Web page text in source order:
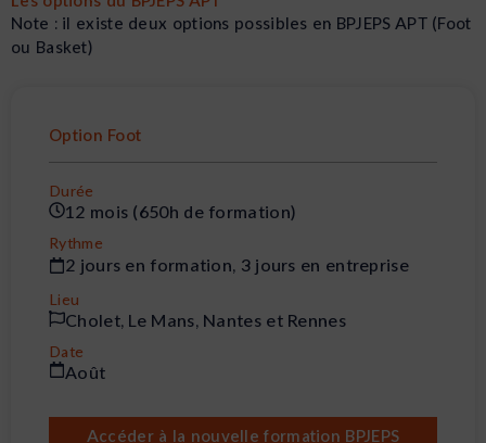
Note : il existe deux options possibles en BPJEPS APT (Foot
ou Basket)
Option Foot
Durée
12 mois (650h de formation)
Rythme
2 jours en formation, 3 jours en entreprise
Lieu
Cholet, Le Mans, Nantes et Rennes
Date
Août
Accéder à la nouvelle formation BPJEPS